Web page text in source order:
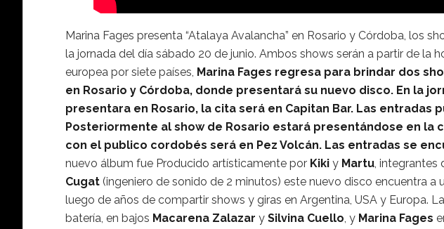
Marina Fages presenta “Atalaya Avalancha” en Rosario y Córdoba, los
la jornada del día sábado 20 de junio. Ambos shows serán a partir de la
europea por siete países, Marina Fages regresa para brindar dos
en Rosario y Córdoba, donde presentará su nuevo disco. En la
presentara en Rosario, la cita será en Capitan Bar. Las entradas
Posteriormente al show de Rosario estará presentándose en la
con el publico cordobés será en Pez Volcán. Las entradas se
nuevo álbum fue Producido artísticamente por Kiki y Martu, integrantes
Cugat (ingeniero de sonido de 2 minutos) este nuevo disco encuentra a
luego de años de compartir shows y giras en Argentina, USA y Europa.
batería, en bajos Macarena Zalazar y Silvina Cuello, y Marina Fages